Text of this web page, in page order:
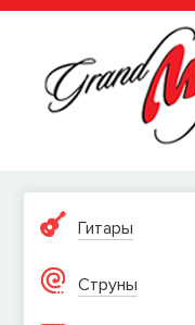
Гитары
Струны